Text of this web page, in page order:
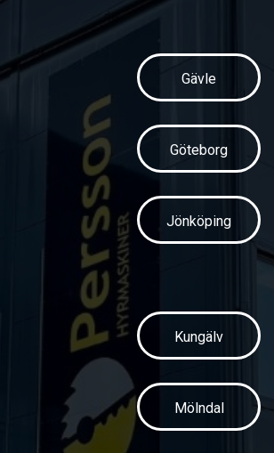
Gävle
Göteborg
Jönköping
Kungälv
Mölndal